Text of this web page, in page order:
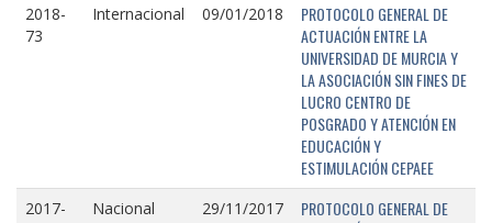
2018-
73
Internacional 09/01/2018
PROTOCOLO GENERAL DE
ACTUACIÓN ENTRE LA
UNIVERSIDAD DE MURCIA Y
LA ASOCIACIÓN SIN FINES DE
LUCRO CENTRO DE
POSGRADO Y ATENCIÓN EN
EDUCACIÓN Y
ESTIMULACIÓN CEPAEE
2017-
Nacional 29/11/2017
PROTOCOLO GENERAL DE